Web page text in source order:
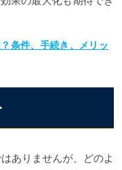
条件、手続き、メリッ
ありませんが、どのよ